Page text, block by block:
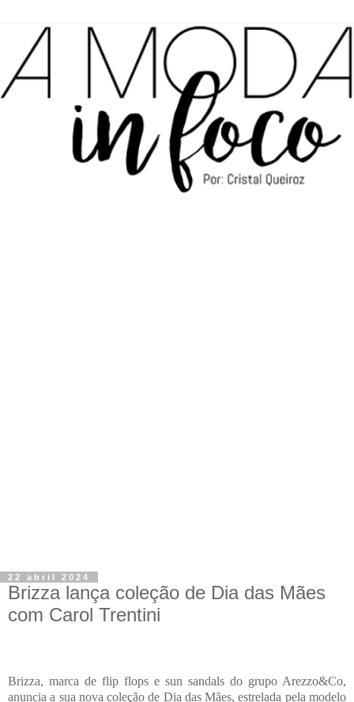
22 abril 2024
Brizza lança coleção de Dia das Mães
com Carol Trentini
Brizza, marca de flip flops e sun sandals do grupo Arezzo&Co,
anuncia a sua nova coleção de Dia das Mães, estrelada pela modelo